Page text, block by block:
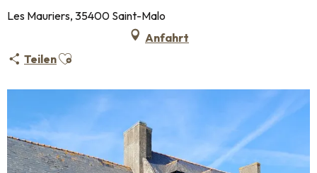
Les Mauriers, 35400 Saint-Malo
Anfahrt
TeilenAjouter aux favoris